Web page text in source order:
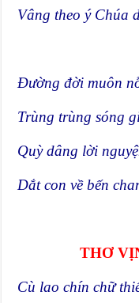
Vâng theo ý Chúa
Đường đời muôn
Trùng trùng sóng
Quỳ dâng lời
Dắt con về bến
THƠ
Cù lao chín chữ